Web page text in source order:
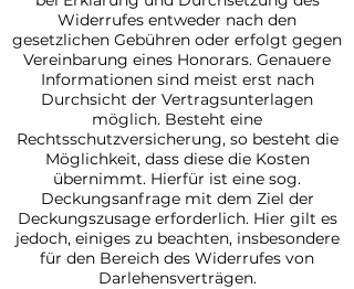
Widerrufes entweder nach den
gesetzlichen Gebühren oder erfolgt gegen
Vereinbarung eines Honorars. Genauere
Informationen sind meist erst nach
Durchsicht der Vertragsunterlagen
möglich. Besteht eine
Rechtsschutzversicherung, so besteht die
Möglichkeit, dass diese die Kosten
übernimmt. Hierfür ist eine sog.
Deckungsanfrage mit dem Ziel der
Deckungszusage erforderlich. Hier gilt es
jedoch, einiges zu beachten, insbesondere
für den Bereich des Widerrufes von
Darlehensverträgen.